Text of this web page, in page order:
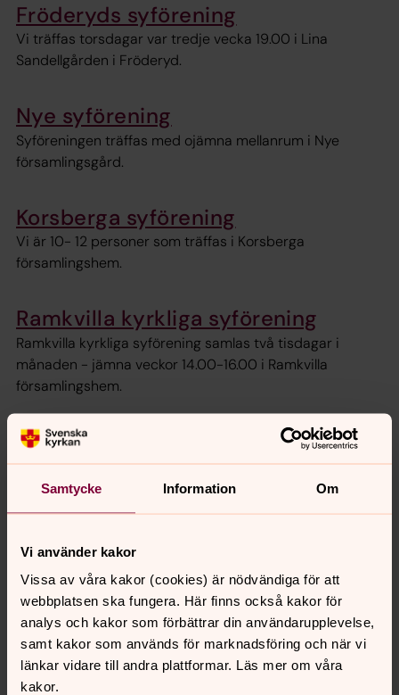
Samtycke Information Om
Vi använder kakor
Vissa av våra kakor (cookies) är nödvändiga för att
webbplatsen ska fungera. Här finns också kakor för
analys och kakor som förbättrar din användarupplevelse,
samt kakor som används för marknadsföring och när vi
länkar vidare till andra plattformar. Läs mer om våra
kakor.
Fröderyds syförening
Vi träffas torsdagar var tredje vecka 19.00 i Lina
Sandellgården i Fröderyd.
Nye syförening
Syföreningen träffas med ojämna mellanrum i Nye
församlingsgård.
Korsberga syförening
Vi är 10- 12 personer som träffas i Korsberga
församlingshem.
Ramkvilla kyrkliga syförening
Ramkvilla kyrkliga syförening samlas två tisdagar i
månaden - jämna veckor 14.00-16.00 i Ramkvilla
församlingshem.
Näsby syförening
Syföreningen träffas efter överenskommelse.
Landsbro stickcafé
En gemenskap för handarbete i Café-form. Tisdagar
Ramkvilla stickcafé
En gemenskap för handarbete i Café-form. Tisdagar
udda veckor 10 - 12 i Ramkvilla församlingshem